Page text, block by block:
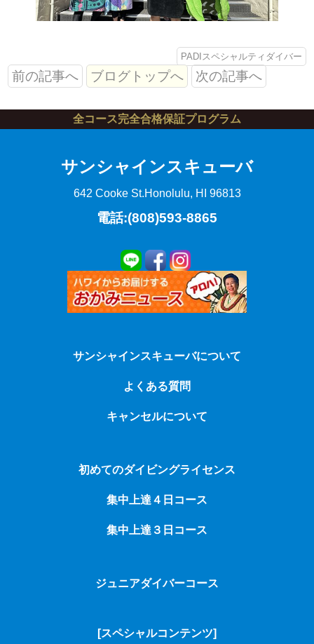
PADIスペシャルティダイバー
前の記事へ ブログトップへ 次の記事へ
全コース完全合格保証プログラム
サンシャインスキューバ
642 Cooke St.Honolulu, HI 96813
電話:(808)593-8865
サンシャインスキューバについて
よくある質問
キャンセルについて
初めてのダイビングライセンス
集中上達４日コース
集中上達３日コース
ジュニアダイバーコース
[スペシャルコンテンツ]